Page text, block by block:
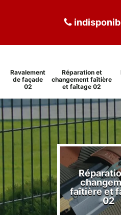
Ravalement
de façade
02
Réparation et
changement faîtière
et faîtage 02
de
02
faîtière et
02